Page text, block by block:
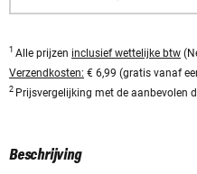
1 Alle prijzen inclusief wettelijke btw
Verzendkosten: € 6,99 (gratis vanaf
2 Prijsvergelijking met de aanbevolen
Beschrijving